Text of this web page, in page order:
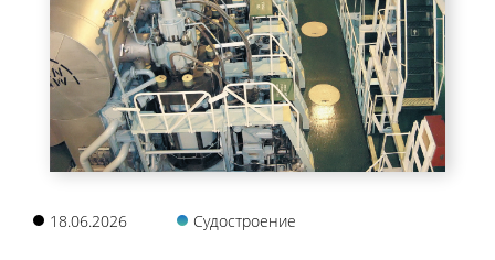
18.06.2026 Судостроение